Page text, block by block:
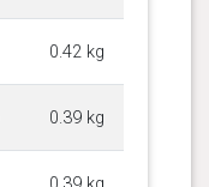
0.42 kg
0.39 kg